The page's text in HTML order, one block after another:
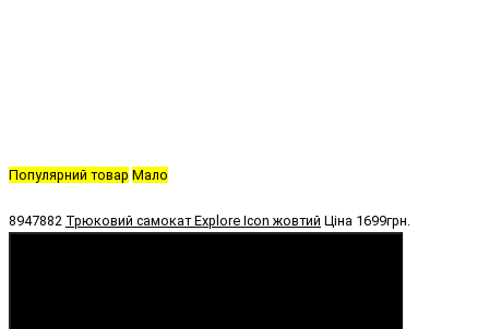
Популярний товар Мало
8947882 Трюковий самокат Explore Icon жовтий Ціна 1699грн.